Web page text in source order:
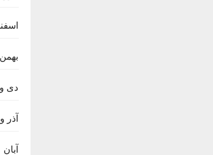
بهمن
دی و
آذر و
آبان و